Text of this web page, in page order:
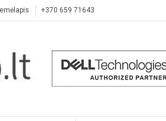
+370 659 71643